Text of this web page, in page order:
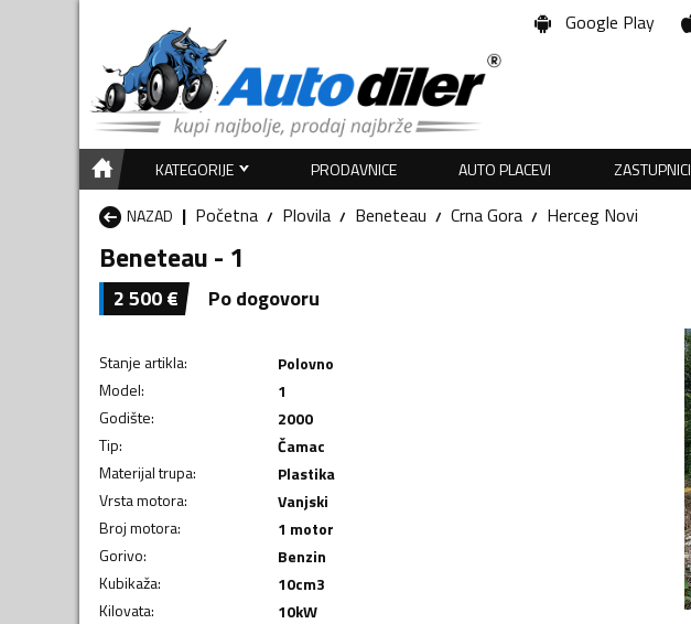
Google Play
KATEGORIJE PRODAVNICE AUTO PLACEVI ZASTUPNICI
NAZAD
Početna Plovila Beneteau Crna Gora Herceg Novi
Beneteau - 1
2 500€ Po dogovoru
Stanje artikla:
Polovno
Model:
1
Godište:
2000
Tip:
Čamac
Materijal trupa:
Plastika
Vrsta motora:
Vanjski
Broj motora:
1 motor
Gorivo:
Benzin
Kubikaža: 10cm3
Kilovata: 10kW